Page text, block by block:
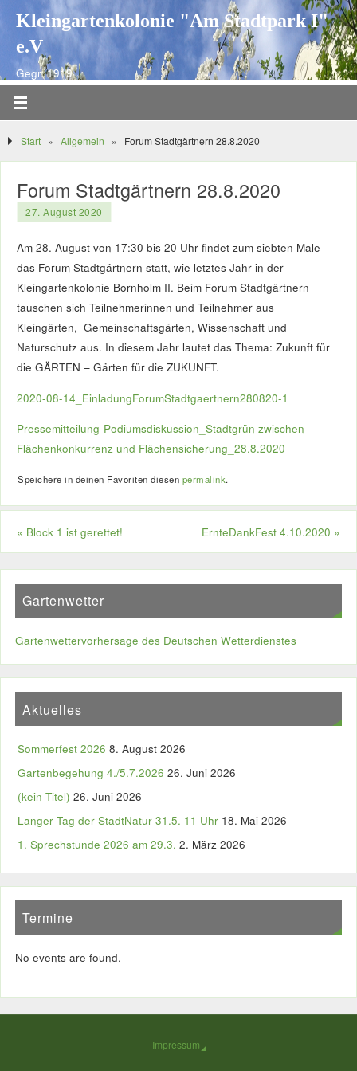
Kleingartenkolonie "Am Stadtpark I"
e.V
Gegr. 1919
Start » Allgemein » Forum Stadtgärtnern 28.8.2020
Forum Stadtgärtnern 28.8.2020
27. August 2020
Am 28. August von 17:30 bis 20 Uhr findet zum siebten Male
das Forum Stadtgärtnern statt, wie letztes Jahr in der
Kleingartenkolonie Bornholm II. Beim Forum Stadtgärtnern
tauschen sich Teilnehmerinnen und Teilnehmer aus
Kleingärten, Gemeinschaftsgärten, Wissenschaft und
Naturschutz aus. In diesem Jahr lautet das Thema: Zukunft für
die GÄRTEN – Gärten für die ZUKUNFT.
2020-08-14_EinladungForumStadtgaertnern280820-1
Pressemitteilung-Podiumsdiskussion_Stadtgrün zwischen
Flächenkonkurrenz und Flächensicherung_28.8.2020
Speichere in deinen Favoriten diesen permalink.
« Block 1 ist gerettet! ErnteDankFest 4.10.2020 »
Gartenwetter
Gartenwettervorhersage des Deutschen Wetterdienstes
Aktuelles
Sommerfest 2026 8. August 2026
Gartenbegehung 4./5.7.2026 26. Juni 2026
(kein Titel) 26. Juni 2026
Langer Tag der StadtNatur 31.5. 11 Uhr 18. Mai 2026
1. Sprechstunde 2026 am 29.3. 2. März 2026
Termine
No events are found.
Impressum